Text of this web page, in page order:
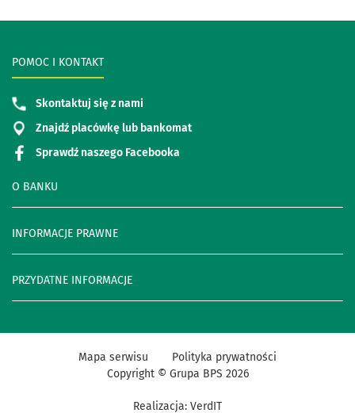
O BANKU
INFORMACJE PRAWNE
PRZYDATNE INFORMACJE
POMOC I KONTAKT
Skontaktuj się z nami
Znajdź placówkę lub bankomat
Sprawdź naszego Facebooka
Realizacja: VerdIT
Mapa serwisu
Polityka prywatności
Copyright © Grupa BPS 2026